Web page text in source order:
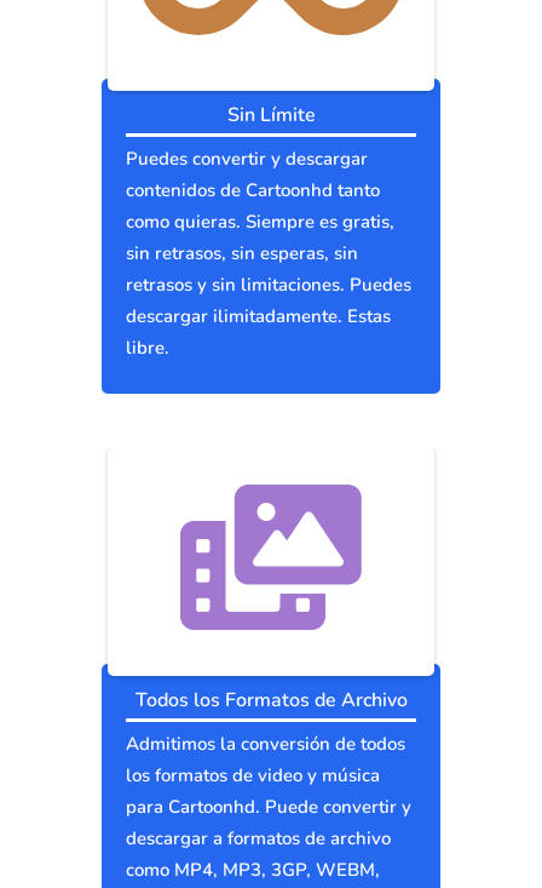
Sin Límite
Puedes convertir y descargar
contenidos de Cartoonhd tanto
como quieras. Siempre es gratis,
sin retrasos, sin esperas, sin
retrasos y sin limitaciones. Puedes
descargar ilimitadamente. Estas
libre.
Todos los Formatos de Archivo
Admitimos la conversión de todos
los formatos de video y música
para Cartoonhd. Puede convertir y
descargar a formatos de archivo
como MP4, MP3, 3GP, WEBM,